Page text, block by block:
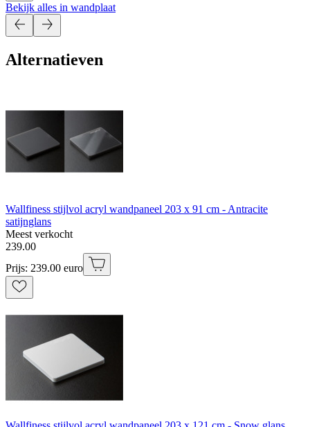
Bekijk alles in wandplaat
Alternatieven
Wallfiness stijlvol acryl wandpaneel 203 x 91 cm - Antracite
satijnglans
Meest verkocht
239.00
Prijs: 239.00 euro